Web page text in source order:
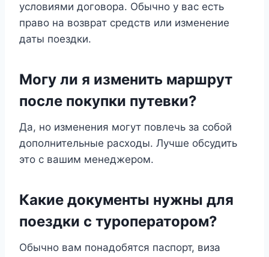
условиями договора. Обычно у вас есть
право на возврат средств или изменение
даты поездки.
Могу ли я изменить маршрут
после покупки путевки?
Да, но изменения могут повлечь за собой
дополнительные расходы. Лучше обсудить
это с вашим менеджером.
Какие документы нужны для
поездки с туроператором?
Обычно вам понадобятся паспорт, виза